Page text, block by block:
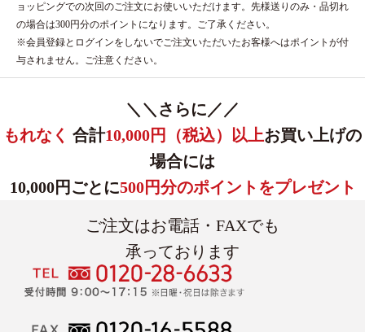
ョッピングでの次回のご注文にお使いいただけます。先様送りのみ・品切れ
の場合は300円分のポイントになります。ご了承ください。
※会員登録とログインをしないでご注文いただいたお客様へはポイントが付
与されません。ご注意ください。
＼＼さらに／／
もれなく 合計10,000円（税込）以上お買い上げの
場合には
10,000円ごとに500円分のポイントをプレゼント
ご注文はお電話・FAXでも
承っております